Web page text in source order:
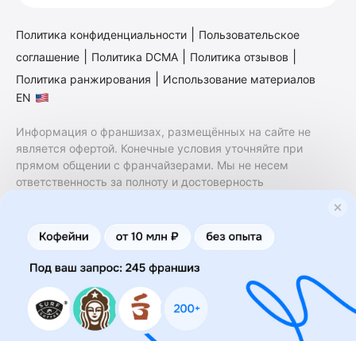
Политика конфиденциальности
Пользовательское
соглашение
Политика DCMA Политика отзывов
Политика ранжирования
Использование материалов
EN
Информация о франшизах, размещённых на сайте не
является офертой. Конечные условия уточняйте при
прямом общении с франчайзерами. Мы не несем
ответственность за полноту и достоверность
финансовые услуги. Заключение договоров
коммерческой концессии (франчайзинга) осуществляется
правообладателями/их представителями. Бизнесменс.ру
не является посредником или представителем
правообладателя и не несет ответственность за условия
предоставления франшизы и действия лиц,
осуществленные на основании информации, имеющейся